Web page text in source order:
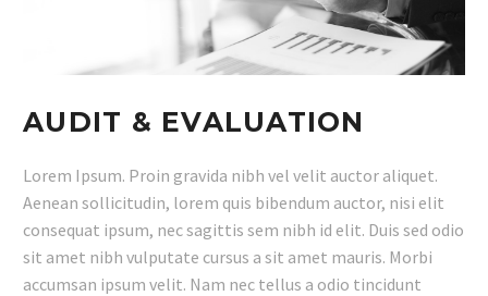
AUDIT & EVALUATION
Lorem Ipsum. Proin gravida nibh vel velit auctor aliquet.
Aenean sollicitudin, lorem quis bibendum auctor, nisi elit
consequat ipsum, nec sagittis sem nibh id elit. Duis sed odio
sit amet nibh vulputate cursus a sit amet mauris. Morbi
accumsan ipsum velit. Nam nec tellus a odio tincidunt